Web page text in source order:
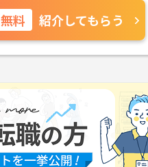
無料 紹介してもらう